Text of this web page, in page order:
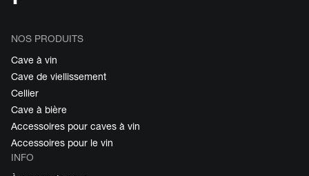
NOS PRODUITS
Cave à vin
Cave de viellissement
Cellier
Cave à bière
Accessoires pour caves à vin
Accessoires pour le vin
INFO